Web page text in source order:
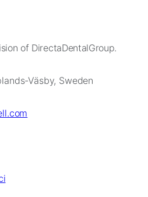
of DirectaDentalGroup.
Väsby, Sweden